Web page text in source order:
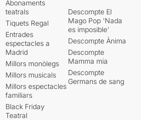
Abonaments
teatrals
Tiquets Regal
Entrades
espectacles a
Madrid
Millors monòlegs
Millors musicals
Millors espectacles
familiars
Black Friday
Teatral
Descompte El
Mago Pop 'Nada
es imposible'
Descompte Ànima
Descompte
Mamma mia
Descompte
Germans de sang